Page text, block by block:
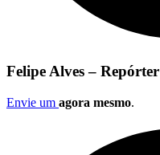
Felipe Alves – Repórter
Envie um agora mesmo.